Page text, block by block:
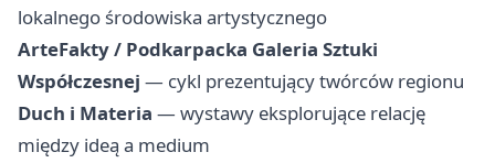
lokalnego środowiska artystycznego
ArteFakty / Podkarpacka Galeria Sztuki
Współczesnej — cykl prezentujący twórców regionu
Duch i Materia — wystawy eksplorujące relację
między ideą a medium